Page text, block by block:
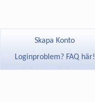
Skapa Konto
Loginproblem? FAQ här!